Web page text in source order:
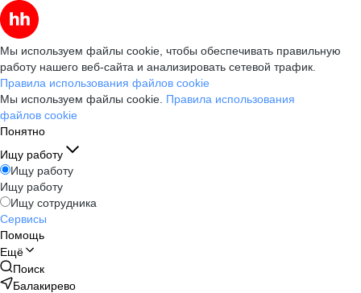
Мы используем файлы cookie, чтобы обеспечивать правильную
работу нашего веб-сайта и анализировать сетевой трафик.
Правила использования файлов cookie
Мы используем файлы cookie. Правила использования
файлов cookie
Понятно
Ищу работу
Ищу работу
Ищу работу
Ищу сотрудника
Сервисы
Помощь
Ещё
Поиск
Балакирево